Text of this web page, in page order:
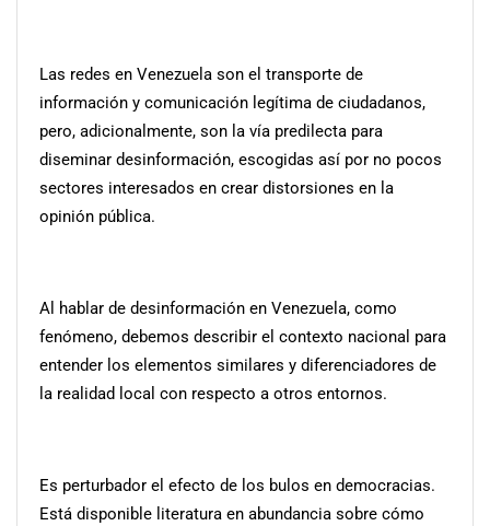
Las redes en Venezuela son el transporte de
información y comunicación legítima de ciudadanos,
pero, adicionalmente, son la vía predilecta para
diseminar desinformación, escogidas así por no pocos
sectores interesados en crear distorsiones en la
opinión pública.
Al hablar de desinformación en Venezuela, como
fenómeno, debemos describir el contexto nacional para
entender los elementos similares y diferenciadores de
la realidad local con respecto a otros entornos.
Es perturbador el efecto de los bulos en democracias.
Está disponible literatura en abundancia sobre cómo